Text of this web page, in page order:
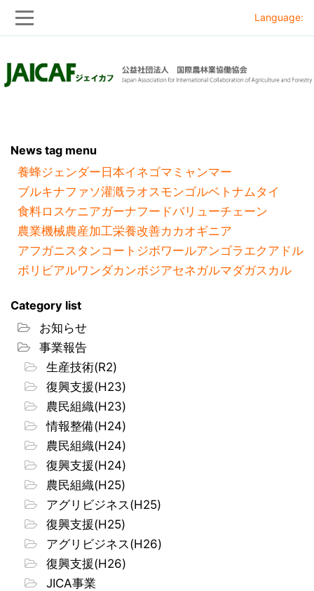
to
to
Language:
News tag menu
養蜂ジェンダー 日本イネゴマ ミャンマー
ブルキナファソ灌漑ラオスモンゴルベトナムタイ
食料ロスケニアガーナフードバリューチェーン
農業機械農産加工栄養改善カカオギニア
アフガニスタンコートジボワールアンゴラ エクアドル
ボリビアルワンダカンボジアセネガルマダガスカル
Category list
お知らせ
事業報告
生産技術(R2)
復興支援(H23)
農民組織(H23)
情報整備(H24)
農民組織(H24)
復興支援(H24)
農民組織(H25)
アグリビジネス(H25)
復興支援(H25)
アグリビジネス(H26)
復興支援(H26)
JICA事業